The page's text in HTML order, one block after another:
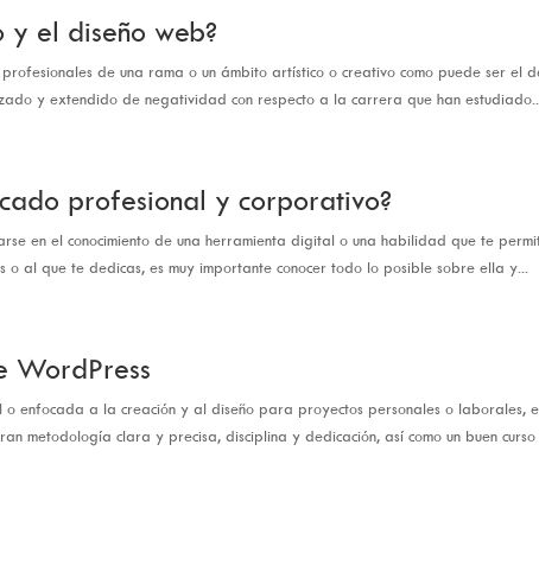
y el diseño web?
de una rama o un ámbito artístico o creativo como puede ser el
y extendido de negatividad con respecto a la carrera que han estudiado...
profesional y corporativo?
en el conocimiento de una herramienta digital o una habilidad que te
al que te dedicas, es muy importante conocer todo lo posible sobre ella y...
WordPress
enfocada a la creación y al diseño para proyectos personales o laborales,
metodología clara y precisa, disciplina y dedicación, así como un buen curso